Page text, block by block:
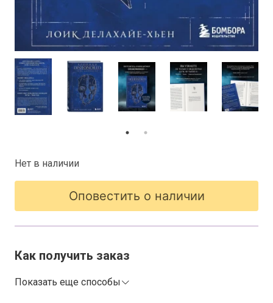
Нет в наличии
Оповестить о наличии
Как получить заказ
Показать еще способы